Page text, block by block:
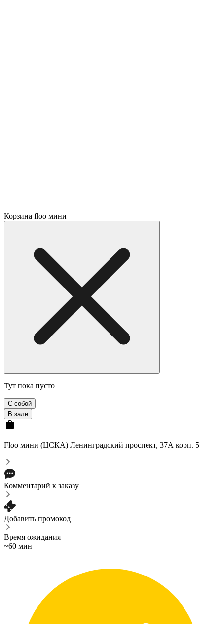
Корзина floo мини
Тут пока пусто
С собой
В зале
Floo мини (ЦСКА) Ленинградский проспект, 37А корп. 5
Комментарий к заказу
Добавить промокод
Время ожидания
~60 мин